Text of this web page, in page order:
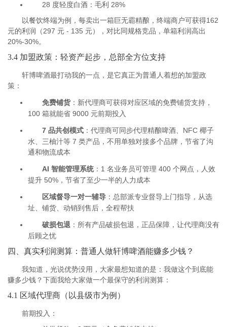
28 度轻度白酒：毛利 28%
以餐饮终端为例，每卖出一箱巨无霸精酿，终端商户可获得162
元的利润（297 元 - 135 元），对比同规格竞品，单箱利润高出
20%-30%。
3.4 加盟政策：轻资产起步，总部全方位支持
轩博啤酒最打动我的一点，是它真正为普通人着想的加盟政
策：
免费铺货：新代理商可获得对应区域的免费铺货支持，
100 箱就能省 9000 元前期投入
7 品共创模式 ：代理商可同步代理精酿啤酒、NFC 椰子
水、三柚汁等 7 类产品，不用单独对接多个品牌，节省了沟
通和物流成本
AI 智能管理系统：1 名业务员可管理 400 个网点，人效
提升 50%，节省了至少一半的人力成本
区域督导一对一辅导 ：总部派专业督导上门指导，从选
址、铺货、动销到售后，全程帮扶
破损包退 ：所有产品破损包退，正品保障，让代理商没有
后顾之忧
四、真实利润测算：普通人做轩博啤酒能赚多少钱？
我知道，光说优势没用，大家最想知道的是：我做这个到底能
赚多少钱？下面我给大家做一个最保守的利润测算：
4.1 区域代理商（以县级市为例）
前期投入：